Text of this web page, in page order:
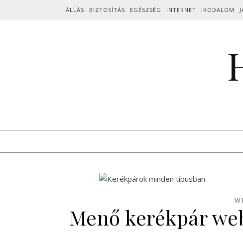
ÁLLÁS BIZTOSÍTÁS EGÉSZSÉG INTERNET IRODALOM
Menő kerékpár